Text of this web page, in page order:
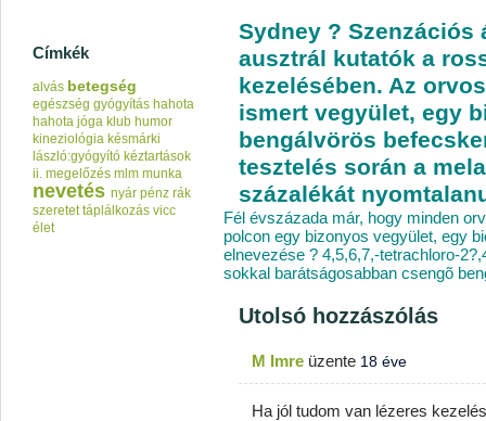
Címkék
alvás betegség
egészség gyógyítás hahota
hahota jóga klub humor
kineziológia késmárki
lászló:gyógyító kéztartások
ii. megelőzés mlm munka
nevetés nyár pénz rák
szeretet táplálkozás vicc
élet
Sydney ?
ausztrál kutatók a
kezelésében. Az
ismert vegyület, egy
bengálvörös
tesztelés során a
százalékát
Fél évszázada már, hogy minden
polcon egy bizonyos vegyület, egy
elnevezése ? 4,5,6,7,-tetrachloro-
sokkal barátságosabban csengõ
Utolsó hozzászólás
M Imre üzente 18 éve
Ha jól tudom van lézeres